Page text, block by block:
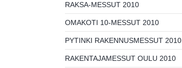
RAKSA-MESSUT 2010
OMAKOTI 10-MESSUT 2010
PYTINKI RAKENNUSMESSUT 2010
RAKENTAJAMESSUT OULU 2010